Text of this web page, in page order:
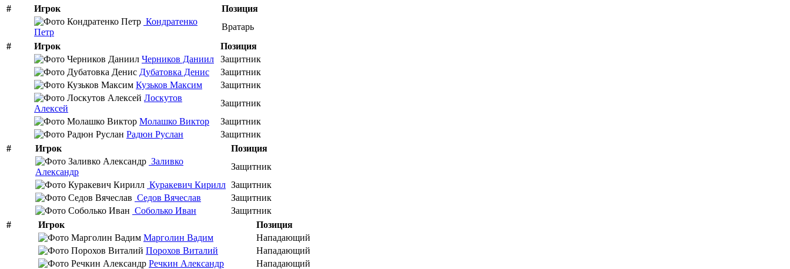
#
Игрок
Позиция
Кондратенко
Петр
Вратарь
#
Игрок
Позиция
Черников Даниил
Защитник
Дубатовка Денис
Защитник
Кузьков Максим
Защитник
Лоскутов
Алексей
Защитник
Молашко Виктор
Защитник
Радюн Руслан
Защитник
#
Игрок
Позиция
Заливко
Александр
Защитник
Куракевич Кирилл Защитник
Седов Вячеслав
Защитник
Соболько Иван
Защитник
#
Игрок
Позиция
Марголин Вадим
Нападающий
Порохов Виталий
Нападающий
Речкин Александр
Нападающий